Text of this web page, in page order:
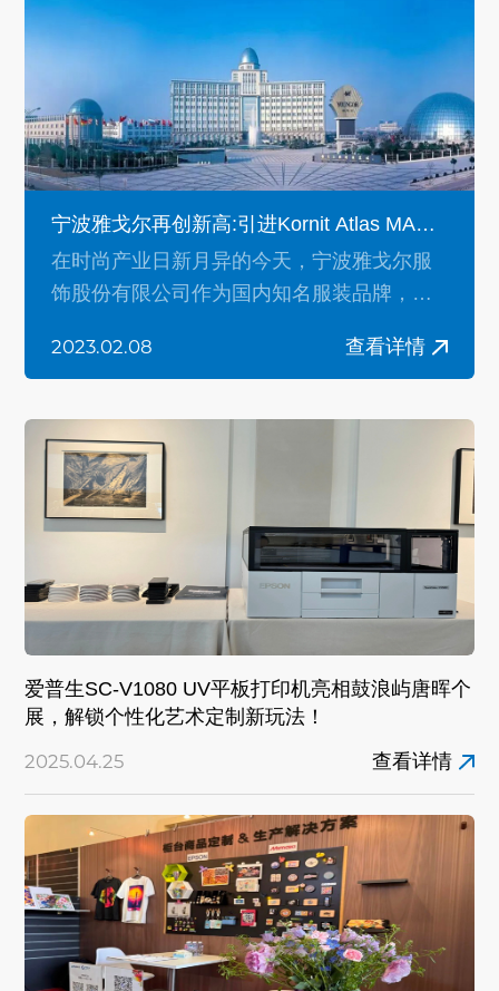
宁波雅戈尔再创新高:引进Kornit Atlas MAX
3D数码直喷印花机，引领3D印花新潮流
在时尚产业日新月异的今天，宁波雅戈尔服
饰股份有限公司作为国内知名服装品牌，始
雅戈尔公司引进了康丽数码的Kornit Atlas
域迈出了坚实的创新步伐。
2023.02.08 查看详情
爱普生SC-V1080 UV平板打印机亮相鼓浪屿唐晖个
展，解锁个性化艺术定制新玩法！
2025.04.25 查看详情